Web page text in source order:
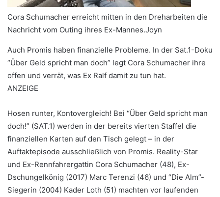
Cora Schumacher erreicht mitten in den Dreharbeiten die
Nachricht vom Outing ihres Ex-Mannes.Joyn
Auch Promis haben finanzielle Probleme. In der Sat.1-Doku
“Über Geld spricht man doch” legt Cora Schumacher ihre
offen und verrät, was Ex Ralf damit zu tun hat.
ANZEIGE
Hosen runter, Kontovergleich! Bei “Über Geld spricht man
doch!” (SAT.1) werden in der bereits vierten Staffel die
finanziellen Karten auf den Tisch gelegt – in der
Auftaktepisode ausschließlich von Promis. Reality-Star
und Ex-Rennfahrergattin Cora Schumacher (48), Ex-
Dschungelkönig (2017) Marc Terenzi (46) und “Die Alm”-
Siegerin (2004) Kader Loth (51) machten vor laufenden